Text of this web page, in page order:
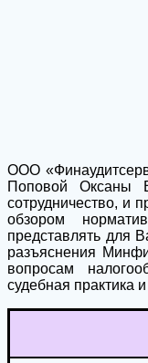
ООО
Поповой Оксаны
сотрудничество, и
обзором
представлять для
разъяснения
вопросам
судебная практика